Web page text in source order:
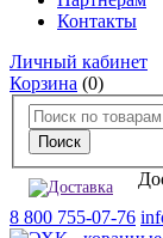
Контакты
Личный кабинет
Корзина (0)
8 800 755-07-76